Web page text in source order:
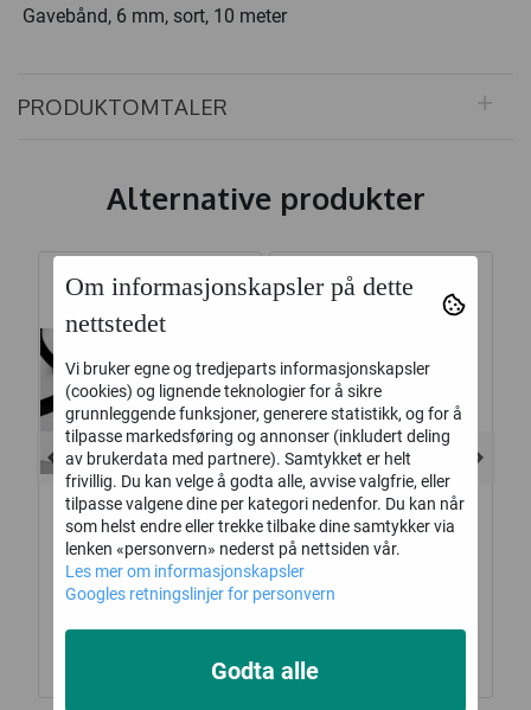
Gavebånd, 6 mm, sort, 10 meter
PRODUKTOMTALER
Alternative produkter
Gavebånd, 15 mm,
sort, 10 meter
40,-
hjertelig | 10x15 cm
Om informasjonskapsler på dette
nettstedet
Vi bruker egne og tredjeparts informasjonskapsler
(cookies) og lignende teknologier for å sikre
grunnleggende funksjoner, generere statistikk, og for å
tilpasse markedsføring og annonser (inkludert deling
av brukerdata med partnere). Samtykket er helt
frivillig. Du kan velge å godta alle, avvise valgfrie, eller
tilpasse valgene dine per kategori nedenfor. Du kan når
som helst endre eller trekke tilbake dine samtykker via
lenken «personvern» nederst på nettsiden vår.
Les mer om informasjonskapsler
Googles retningslinjer for personvern
Godta alle